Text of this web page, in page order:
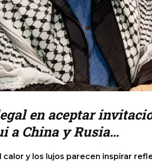
en aceptar
a China y Rusia…
calor y los lujos parecen inspirar